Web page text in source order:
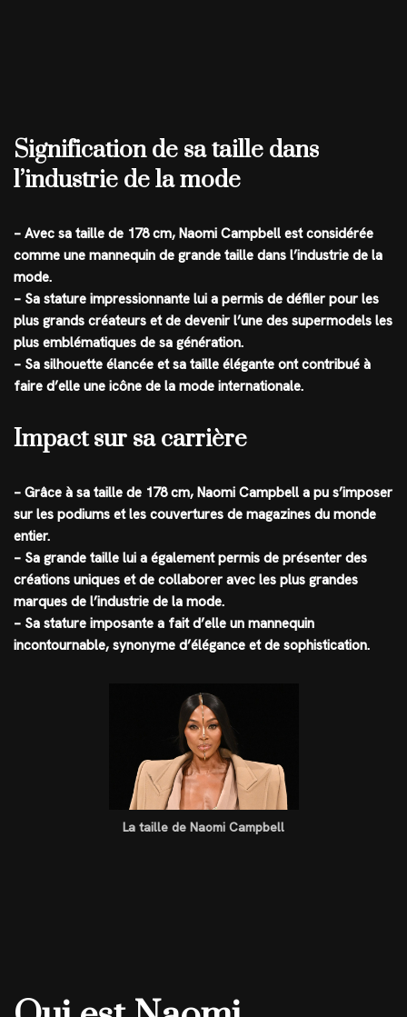
Signification de sa taille dans
l’industrie de la mode
– Avec sa taille de 178 cm, Naomi Campbell est considérée
comme une mannequin de grande taille dans l’industrie de la
mode.
– Sa stature impressionnante lui a permis de défiler pour les
plus grands créateurs et de devenir l’une des supermodels les
plus emblématiques de sa génération.
– Sa silhouette élancée et sa taille élégante ont contribué à
faire d’elle une icône de la mode internationale.
Impact sur sa carrière
– Grâce à sa taille de 178 cm, Naomi Campbell a pu s’imposer
sur les podiums et les couvertures de magazines du monde
entier.
– Sa grande taille lui a également permis de présenter des
créations uniques et de collaborer avec les plus grandes
marques de l’industrie de la mode.
– Sa stature imposante a fait d’elle un mannequin
incontournable, synonyme d’élégance et de sophistication.
La taille de Naomi Campbell